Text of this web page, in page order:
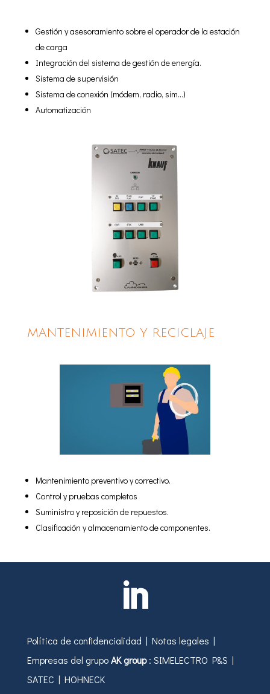
Gestión y asesoramiento sobre el operador de la estación
de carga
Integración del sistema de gestión de energía.
Sistema de supervisión
Sistema de conexión (módem, radio, sim…)
Automatización
MANTENIMIENTO Y RECICLAJE
Mantenimiento preventivo y correctivo.
Control y pruebas completos
Suministro y reposición de repuestos.
Clasificación y almacenamiento de componentes.

Política de confidencialidad | Notas legales |
Empresas del grupoAK group: SIMELECTRO P&S |
SATEC | HOHNECK